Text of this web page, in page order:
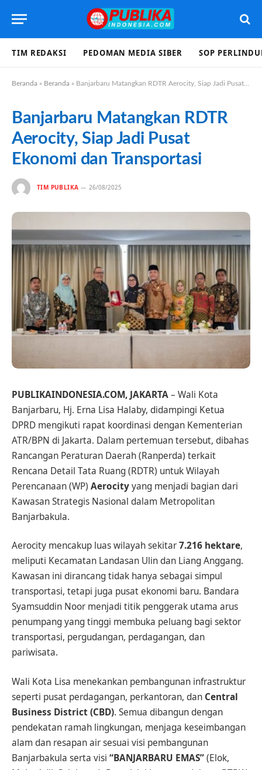
TIM REDAKSI PEDOMAN MEDIA SIBER SOP
Beranda » Beranda » Banjarbaru Matangkan RDTR Aerocity, Siap Jadi Pusat Ekonomi dan Transportasi
Banjarbaru Matangkan RDTR
Aerocity, Siap Jadi Pusat
Ekonomi dan Transportasi
TIM PUBLIKA 26/08/2025
PUBLIKAINDONESIA.COM, JAKARTA– Wali Kota
Banjarbaru, Hj. Erna Lisa Halaby, didampingi Ketua
DPRD mengikuti rapat koordinasi dengan Kementerian
ATR/BPN di Jakarta. Dalam pertemuan tersebut, dibahas
Rancangan Peraturan Daerah (Ranperda) terkait
Rencana Detail Tata Ruang (RDTR) untuk Wilayah
Perencanaan (WP) Aerocityyang menjadi bagian dari
Kawasan Strategis Nasional dalam Metropolitan
Banjarbakula.
Aerocity mencakup luas wilayah sekitar7.216 hektare,
meliputi Kecamatan Landasan Ulin dan Liang Anggang.
Kawasan ini dirancang tidak hanya sebagai simpul
transportasi, tetapi juga pusat ekonomi baru. Bandara
Syamsuddin Noor menjadi titik penggerak utama arus
penumpang yang tinggi membuka peluang bagi sektor
transportasi, pergudangan, perdagangan, dan
pariwisata.
Wali Kota Lisa menekankan pembangunan infrastruktur
seperti pusat perdagangan, perkantoran, dan Central
Business District (CBD). Semua dibangun dengan
pendekatan ramah lingkungan, menjaga keseimbangan
alam dan resapan air sesuai visi pembangunan
Banjarbakula serta visi “BANJARBARU EMAS”(Elok,